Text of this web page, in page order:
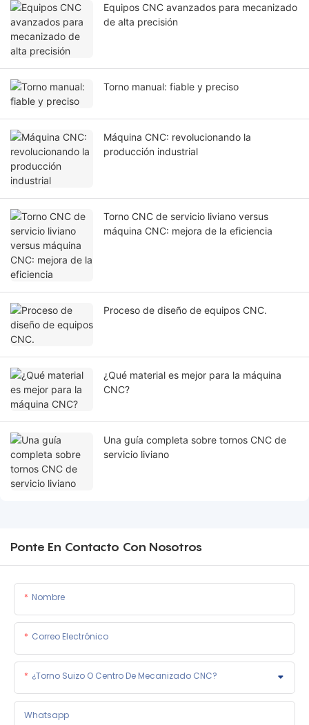
Equipos CNC avanzados para mecanizado
de alta precisión
Torno manual: fiable y preciso
Máquina CNC: revolucionando la
producción industrial
Torno CNC de servicio liviano versus
máquina CNC: mejora de la eficiencia
Proceso de diseño de equipos CNC.
¿Qué material es mejor para la máquina
CNC?
Una guía completa sobre tornos CNC de
servicio liviano
Ponte En Contacto Con Nosotros
Nombre
Correo Electrónico
¿Torno Suizo O Centro De Mecanizado CNC?
Whatsapp